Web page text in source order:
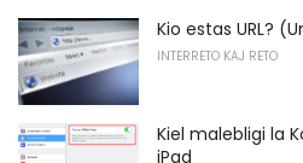
Kio estas URL?
INTERRETO KAJ RETO
Kiel malebligi la
iPad